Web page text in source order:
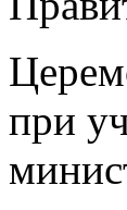
при